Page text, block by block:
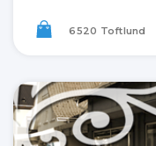
6520 Toftlund